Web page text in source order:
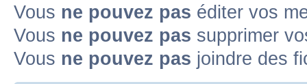
Vous ne pouvez pas éditer vos
Vous ne pouvez pas supprimer
Vous ne pouvez pas joindre des